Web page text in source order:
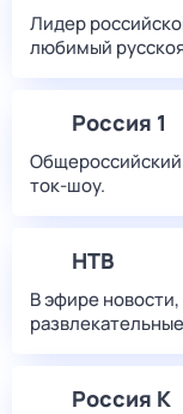
Лидер
любимый
Россия 1
ток-шоу.
НТВ
В эфире
Россия К